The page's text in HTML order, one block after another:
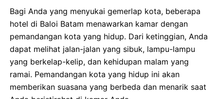
Bagi Anda yang menyukai gemerlap kota, beberapa
hotel di Baloi Batam menawarkan kamar dengan
pemandangan kota yang hidup. Dari ketinggian, Anda
dapat melihat jalan-jalan yang sibuk, lampu-lampu
yang berkelap-kelip, dan kehidupan malam yang
ramai. Pemandangan kota yang hidup ini akan
memberikan suasana yang berbeda dan menarik saat